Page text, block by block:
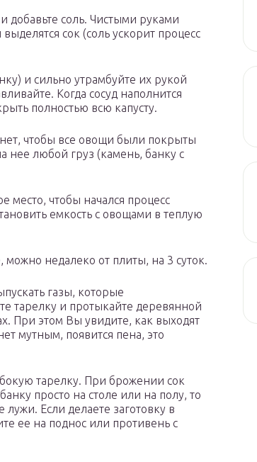
соль. Чистыми руками
сок (соль ускорит процесс
и сильно утрамбуйте их рукой
Когда сосуд наполнится
полностью всю капусту.
чтобы все овощи были покрыты
нее любой груз (камень, банку с
место, чтобы начался процесс
емкость с овощами в теплую
можно недалеко от плиты, на 3 суток.
газы, которые
тарелку и протыкайте деревянной
При этом Вы увидите, как выходят
мутным, появится пена, это
тарелку. При брожении сок
просто на столе или на полу, то
Если делаете заготовку в
ее на поднос или противень с